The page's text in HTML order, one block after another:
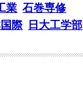
業 石巻専修
際 日大工学部